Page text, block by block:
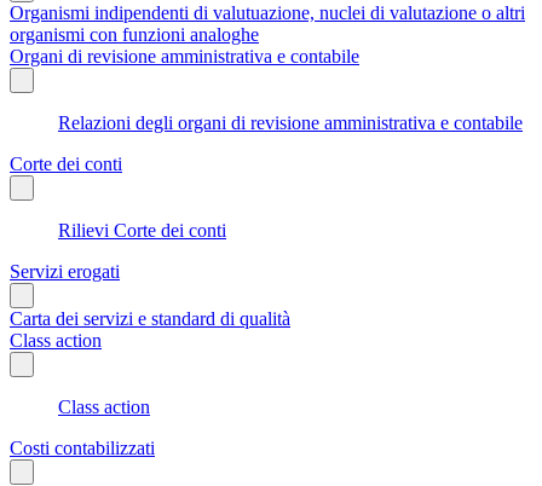
Organismi indipendenti di valutuazione, nuclei di valutazione o altri
organismi con funzioni analoghe
Organi di revisione amministrativa e contabile
Relazioni degli organi di revisione amministrativa e contabile
Corte dei conti
Rilievi Corte dei conti
Servizi erogati
Carta dei servizi e standard di qualità
Class action
Class action
Costi contabilizzati